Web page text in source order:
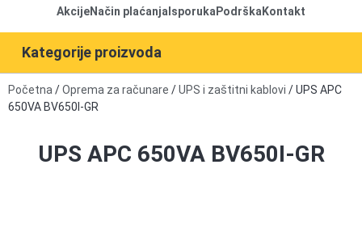
Kategorije proizvoda
AkcijeNačin plaćanja Isporuka Podrška Kontakt
Početna /Oprema za računare /UPS i zaštitni kablovi / UPS APC
650VA BV650I-GR
UPS APC 650VA BV650I-GR